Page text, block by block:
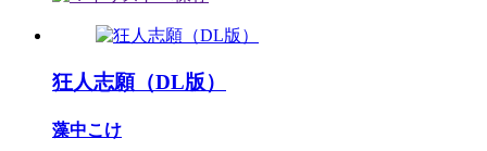
狂人志願（DL版）
藻中こけ